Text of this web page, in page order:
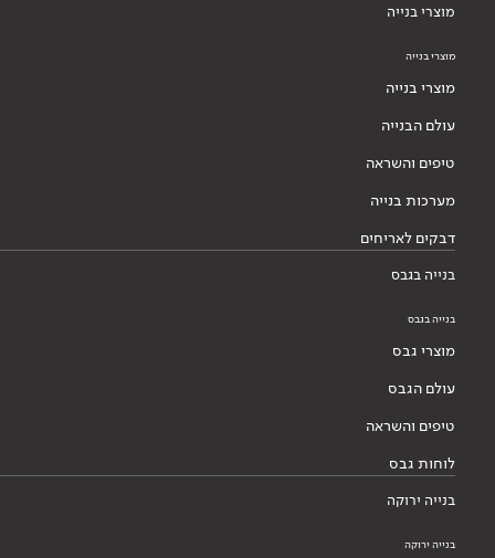
מוצרי בנייה
מוצרי בנייה
מוצרי בנייה
עולם הבנייה
טיפים והשראה
מערכות בנייה
דבקים לאריחים
בנייה בגבס
בנייה בגבס
מוצרי גבס
עולם הגבס
טיפים והשראה
לוחות גבס
בנייה ירוקה
בנייה ירוקה